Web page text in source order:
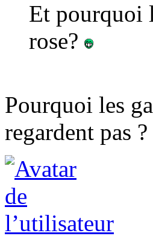
Et pourquoi
rose?
Pourquoi les
regardent pas ?